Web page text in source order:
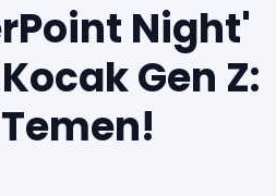
Night'
Gen Z: